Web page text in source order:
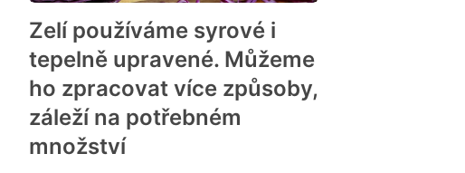
Zelí používáme syrové i
tepelně upravené. Můžeme
ho zpracovat více způsoby,
záleží na potřebném
množství